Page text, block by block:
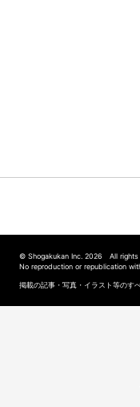
© Shogakukan Inc. 2026 All rights
No reproduction or republication
掲載の記事・写真・イラスト等のす